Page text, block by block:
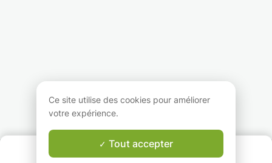
Garantie Le-Bon-Prof
Ce site utilise des cookies pour améliorer
votre expérience.
Tout accepter